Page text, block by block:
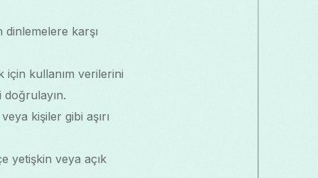
karşı
için kullanım verilerini
kişiler gibi aşırı
yetişkin veya açık